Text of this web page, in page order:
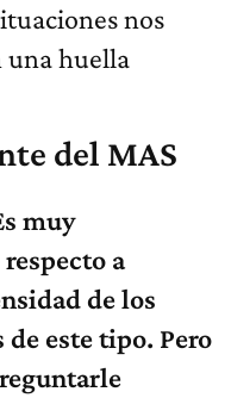
nos
una huella
del MAS
muy
a
de los
de este tipo. Pero